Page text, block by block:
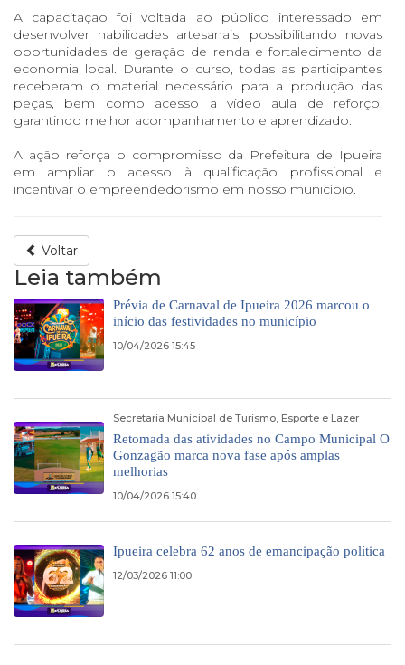
A capacitação foi voltada ao público interessado em
desenvolver habilidades artesanais, possibilitando novas
oportunidades de geração de renda e fortalecimento da
economia local. Durante o curso, todas as participantes
receberam o material necessário para a produção das
peças, bem como acesso a vídeo aula de reforço,
garantindo melhor acompanhamento e aprendizado.
A ação reforça o compromisso da Prefeitura de Ipueira
em ampliar o acesso à qualificação profissional e
incentivar o empreendedorismo em nosso município.
Voltar
Leia também
Prévia de Carnaval de Ipueira 2026 marcou o
início das festividades no município
10/04/2026 15:45
Secretaria Municipal de Turismo, Esporte e Lazer
Retomada das atividades no Campo Municipal O
Gonzagão marca nova fase após amplas
melhorias
10/04/2026 15:40
Ipueira celebra 62 anos de emancipação política
12/03/2026 11:00